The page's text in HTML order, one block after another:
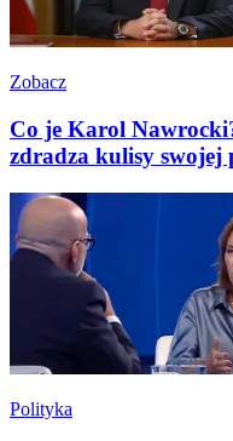
Zobacz
Co je Karol
zdradza kulisy swojej
Polityka